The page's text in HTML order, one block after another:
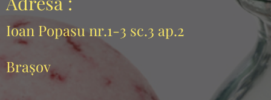
Ioan Popasu nr.1-3 sc.3 ap.2
Brașov